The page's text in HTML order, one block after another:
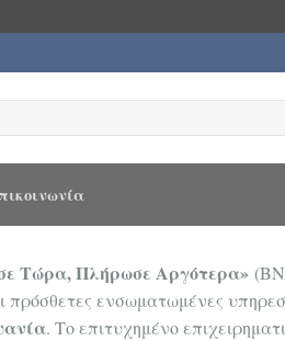
Τώρα, Πλήρωσε Αργότερα»
ενσωματωμένες
. Το επιτυχημένο